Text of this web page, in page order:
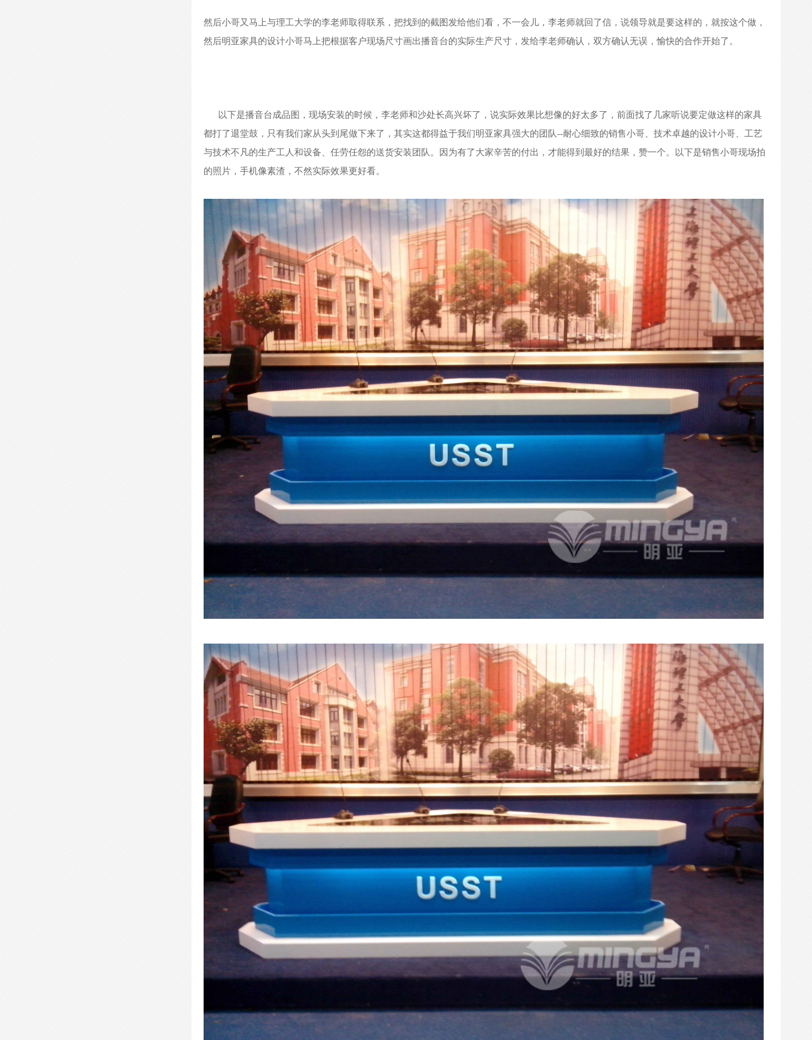
然后小哥又马上与理工大学的李老师取得联系，把找到的截图发给他们看，不一会儿，李老师就回了信，说领导就是要这样的，就按这个做，
然后明亚家具的设计小哥马上把根据客户现场尺寸画出播音台的实际生产尺寸，发给李老师确认，双方确认无误，愉快的合作开始了。
以下是播音台成品图，现场安装的时候，李老师和沙处长高兴坏了，说实际效果比想像的好太多了，前面找了几家听说要定做这样的家具
都打了退堂鼓，只有我们家从头到尾做下来了，其实这都得益于我们明亚家具强大的团队--耐心细致的销售小哥、技术卓越的设计小哥、工艺
与技术不凡的生产工人和设备、任劳任怨的送货安装团队。因为有了大家辛苦的付出，才能得到最好的结果，赞一个。以下是销售小哥现场拍
的照片，手机像素渣，不然实际效果更好看。